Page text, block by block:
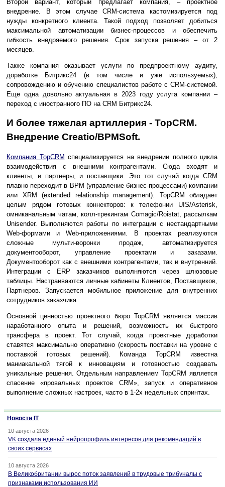
Второй вариант, который предлагает компания, – проектное
внедрение. В этом случае CRM-система кастомизируется под
нужды конкретного клиента. Такой подход позволяет добиться
максимальной автоматизации бизнес-процессов и обеспечить
гибкость внедряемого решения. Срок запуска решения – от 2
месяцев.
Также компания оказывает услуги по предпроектному аудиту,
доработке Битрикс24 (в том числе и уже используемых),
сопровождению и обучению специалистов работе с CRM-системой.
Еще одна довольно актуальная в 2023 году услуга компании –
переход с иностранного ПО на CRM Битрикс24.
И более тяжелая артиллерия - TopCRM.
Внедрение Creatio/BPMSoft.
Компания TopCRM специализируется на внедрении полного цикла
взаимодействия с внешними контрагентами. Сюда входят и
клиенты, и партнеры, и поставщики. Это тот случай когда CRM
плавно переходит в BPM (управление бизнес-процессами) компании
или XRM (extended relationship management). TopCRM обладает
целым рядом готовых коннекторов: к телефонии UIS/Asterisk,
омниканальным чатам, колл-трекингам Comagiс/Roistat, рассылкам
Unisender. Выполняются работы по интеграции с нестандартными
Web-формами и Web-приложениями. В проектах реализуются
сложные мульти-воронки продаж, автоматизируется
документооборот, управление проектами и заказами.
Документооборот как с внешними контрагентами, так и внутренний.
Интеграции с ERP заказчиков выполняются через шлюзовые
таблицы. Настраиваются личные кабинеты Клиентов, Поставщиков,
Партнеров. Запускается мобильное приложение для внутренних
сотрудников заказчика.
Основной ценностью проектного бюро TopCRM является массив
наработанного опыта и решений, возможность их быстрого
трансфера в проект. Тот случай, когда проектные доработки
ставятся максимально оперативно (скорость поставки на уровне с
поставкой готовых решений). Команда TopCRM известна
маниакальной тягой к инновациям и готовностью создавать
уникальные решения. Отдельным направлением TopCRM является
спасение «провальных проектов CRM», запуск и оперативное
выполнение сложных настроек, часто в 1-2х недельных спринтах.
Новости IT
10 августа 2026
VK создала единый нейропрофиль интересов для рекомендаций в
своих сервисах
10 августа 2026
В Великобритании вырос поток заявлений в трудовые трибуналы с
признаками использования ИИ